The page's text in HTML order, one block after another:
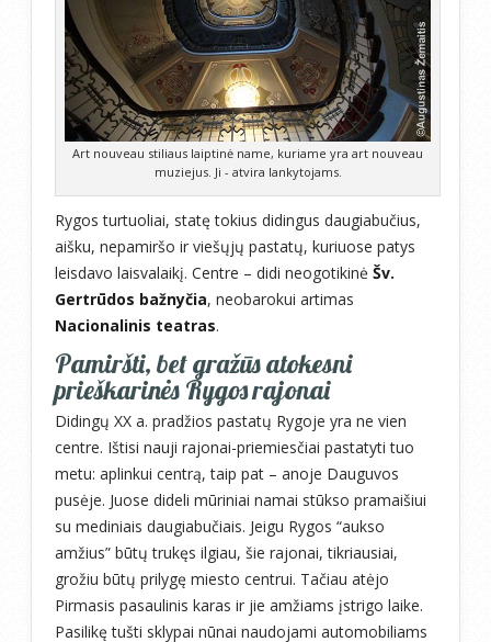
Art nouveau stiliaus laiptinė name, kuriame yra art nouveau
muziejus. Ji - atvira lankytojams.
Rygos turtuoliai, statę tokius didingus daugiabučius,
aišku, nepamiršo ir viešųjų pastatų, kuriuose patys
leisdavo laisvalaikį. Centre – didi neogotikinė Šv.
Gertrūdos bažnyčia, neobarokui artimas
Nacionalinis teatras.
Pamiršti, bet gražūs atokesni
prieškarinės Rygos rajonai
Didingų XX a. pradžios pastatų Rygoje yra ne vien
centre. Ištisi nauji rajonai-priemiesčiai pastatyti tuo
metu: aplinkui centrą, taip pat – anoje Dauguvos
pusėje. Juose dideli mūriniai namai stūkso pramaišiui
su mediniais daugiabučiais. Jeigu Rygos “aukso
amžius” būtų trukęs ilgiau, šie rajonai, tikriausiai,
grožiu būtų prilygę miesto centrui. Tačiau atėjo
Pirmasis pasaulinis karas ir jie amžiams įstrigo laike.
Pasilikę tušti sklypai nūnai naudojami automobiliams